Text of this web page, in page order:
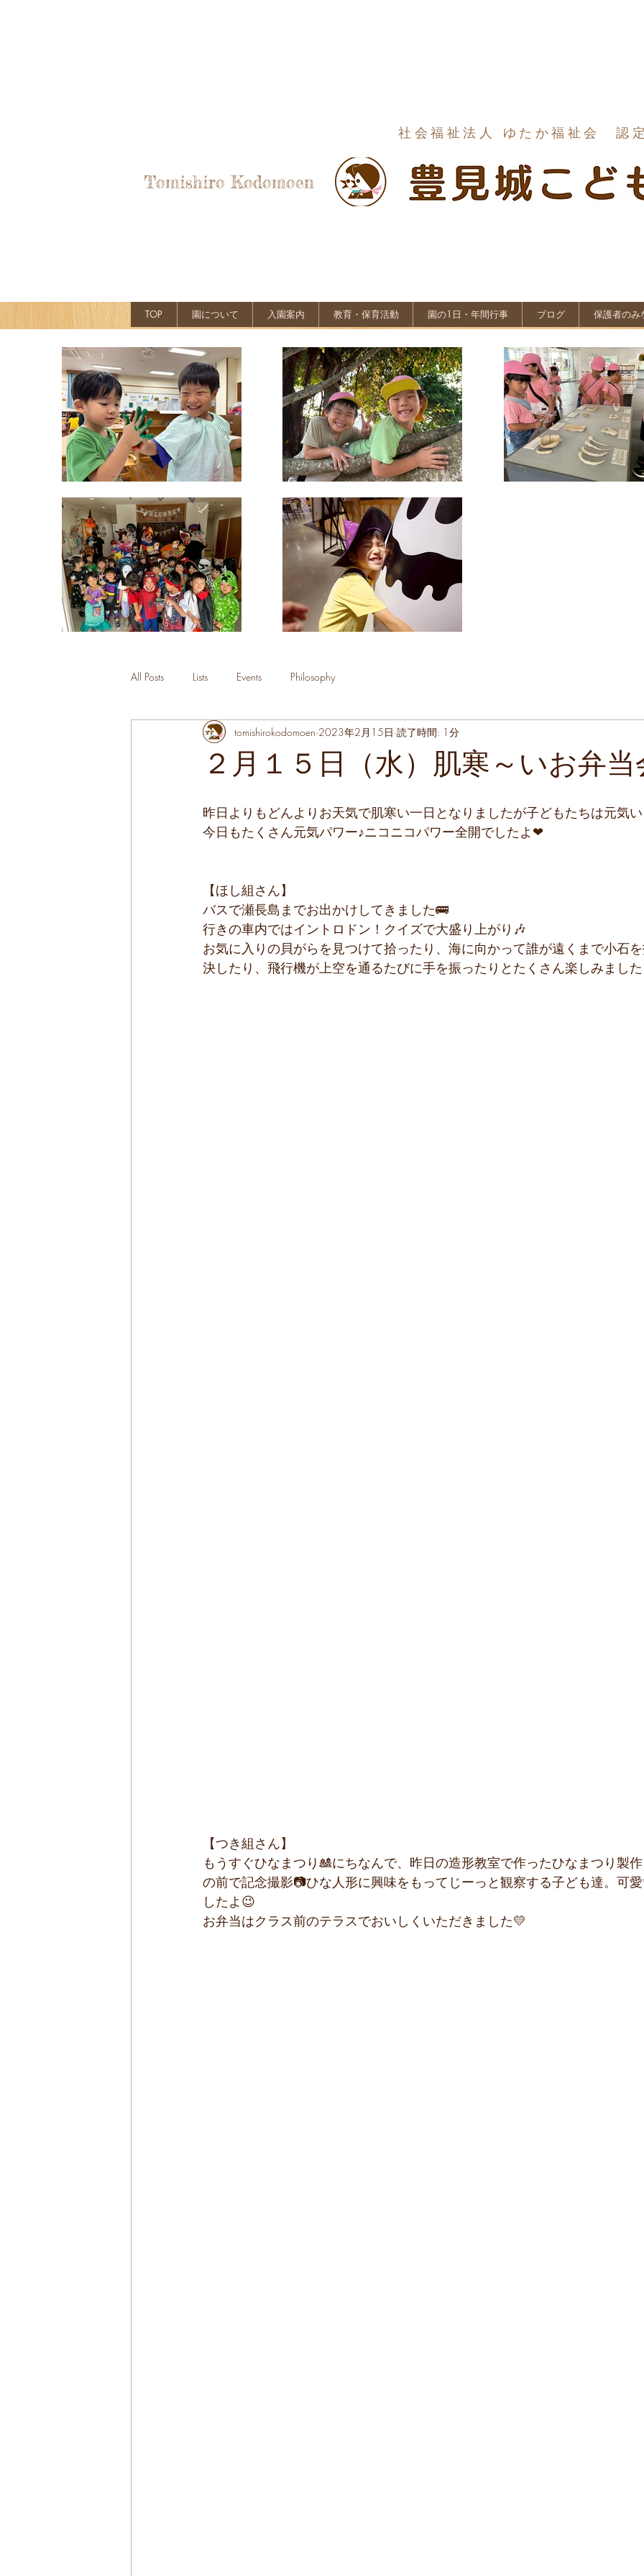
社会福祉法人 ゆたか福祉会 認
Tomishiro Kodomoen
TOP 園について 入園案内 教育・保育活動 園の1日・年間行事 ブログ 保護者のみ
All Posts Lists Events Philosophy
２月１５日（水）肌寒～いお弁
tomishirokodomoen 2023年2月15日 読了時間: 1分
昨日よりもどんよりお天気で肌寒い一日となりましたが子どもたちは元気
今日もたくさん元気パワー♪ニコニコパワー全開でしたよ❤
【ほし組さん】
バスで瀬長島までお出かけしてきました🚌
行きの車内ではイントロドン！クイズで大盛り上がり🎶
お気に入りの貝がらを見つけて拾ったり、海に向かって誰が遠くまで小石
決したり、飛行機が上空を通るたびに手を振ったりとたくさん楽しみまし
【つき組さん】
もうすぐひなまつり🎎にちなんで、昨日の造形教室で作ったひなまつり製
の前で記念撮影📷ひな人形に興味をもってじーっと観察する子ども達。可
したよ😉
お弁当はクラス前のテラスでおいしくいただきました💛